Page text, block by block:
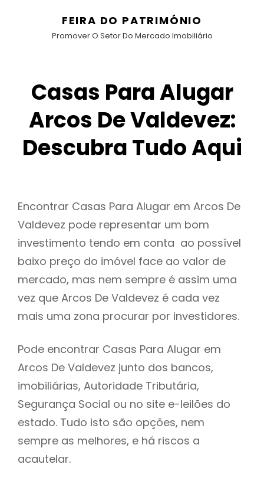
FEIRA DO PATRIMÓNIO
Promover O Setor Do Mercado Imobiliário
Casas Para Alugar
Arcos De Valdevez:
Descubra Tudo Aqui
Encontrar Casas Para Alugar em Arcos De
Valdevez pode representar um bom
investimento tendo em conta ao possível
baixo preço do imóvel face ao valor de
mercado, mas nem sempre é assim uma
vez que Arcos De Valdevez é cada vez
mais uma zona procurar por investidores.
Pode encontrar Casas Para Alugar em
Arcos De Valdevez junto dos bancos,
imobiliárias, Autoridade Tributária,
Segurança Social ou no site e-leilões do
estado. Tudo isto são opções, nem
sempre as melhores, e há riscos a
acautelar.